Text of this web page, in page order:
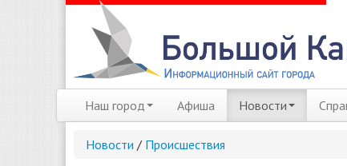
Наш город Афиша Новости
Новости / Происшествия